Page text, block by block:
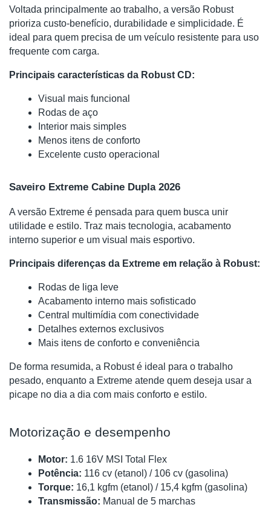
Voltada principalmente ao trabalho, a versão Robust
prioriza custo-benefício, durabilidade e simplicidade. É
ideal para quem precisa de um veículo resistente para uso
frequente com carga.
Principais características da Robust CD:
Visual mais funcional
Rodas de aço
Interior mais simples
Menos itens de conforto
Excelente custo operacional
Saveiro Extreme Cabine Dupla 2026
A versão Extreme é pensada para quem busca unir
utilidade e estilo. Traz mais tecnologia, acabamento
interno superior e um visual mais esportivo.
Principais diferenças da Extreme em relação à Robust:
Rodas de liga leve
Acabamento interno mais sofisticado
Central multimídia com conectividade
Detalhes externos exclusivos
Mais itens de conforto e conveniência
De forma resumida, a Robust é ideal para o trabalho
pesado, enquanto a Extreme atende quem deseja usar a
picape no dia a dia com mais conforto e estilo.
Motorização e desempenho
Motor: 1.6 16V MSI Total Flex
Potência: 116 cv (etanol) / 106 cv (gasolina)
Torque: 16,1 kgfm (etanol) / 15,4 kgfm (gasolina)
Transmissão: Manual de 5 marchas